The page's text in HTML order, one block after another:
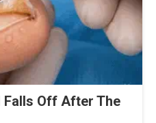
Falls Off After The